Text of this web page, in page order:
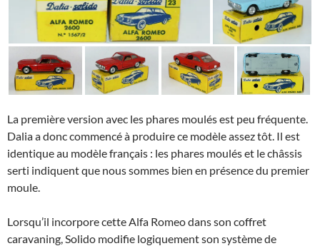
La première version avec les phares moulés est peu fréquente.
Dalia a donc commencé à produire ce modèle assez tôt. Il est
identique au modèle français : les phares moulés et le châssis
serti indiquent que nous sommes bien en présence du premier
moule.
Lorsqu’il incorpore cette Alfa Romeo dans son coffret
caravaning, Solido modifie logiquement son système de